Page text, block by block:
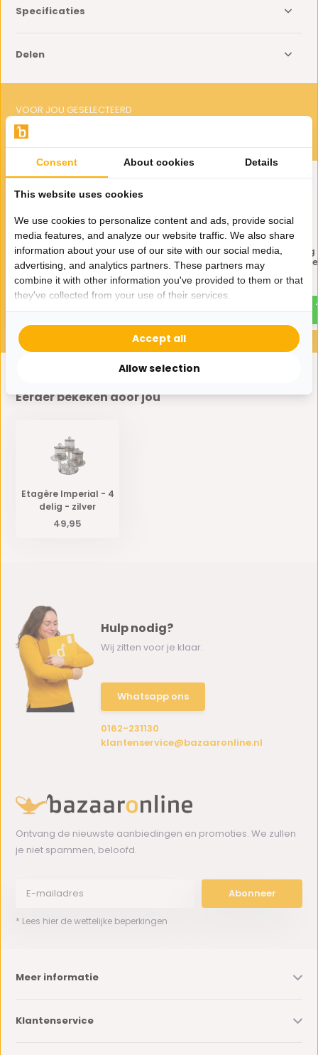
Specificaties
Delen
VOOR JOU GESELECTEERD
Gerelateerde producten
Dienblad Royal - 4 delig - incl
suikerpotten - Zilver
85,- 59,-
Etagère Royal - 3
suikerpotten -
65,- 29,95
Eerder bekeken door jou
Etagère Imperial - 4
delig - zilver
49,95
Hulp nodig?
Wij zitten voor je klaar.
Whatsapp ons
0162-231130
klantenservice@bazaaronline.nl
Ontvang de nieuwste aanbiedingen en promoties. We zullen
je niet spammen, beloofd.
Abonneer
* Lees hier de wettelijke beperkingen
Meer informatie
Klantenservice
Consent About cookies Details
This website uses cookies
We use cookies to personalize content and ads, provide social
media features, and analyze our website traffic. We also share
information about your use of our site with our social media,
advertising, and analytics partners. These partners may
combine it with other information you've provided to them or that
they've collected from your use of their services.
Allow selection
Accept all